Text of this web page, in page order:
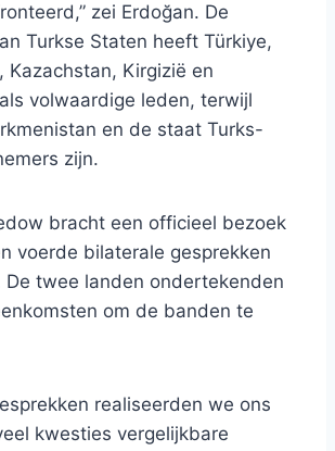
zei Erdoğan. De
Turkse Staten heeft Türkiye,
Kazachstan, Kirgizië en
volwaardige leden, terwijl
en de staat Turks-
zijn.
bracht een officieel bezoek
voerde bilaterale gesprekken
De twee landen ondertekenden
om de banden te
realiseerden we ons
kwesties vergelijkbare